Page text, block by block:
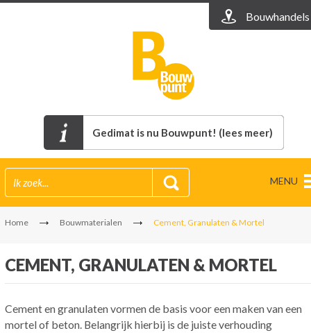
Bouwhandels
Gedimat is nu Bouwpunt! (lees meer)
MENU
Home Bouwmaterialen Cement, Granulaten & Mortel
CEMENT, GRANULATEN & MORTEL
Cement en granulaten vormen de basis voor een maken van een
mortel of beton. Belangrijk hierbij is de juiste verhouding